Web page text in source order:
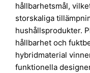
hållbarhetsmål,
storskaliga
hushållsprodukter.
hållbarhet och
hybridmaterial
funktionella